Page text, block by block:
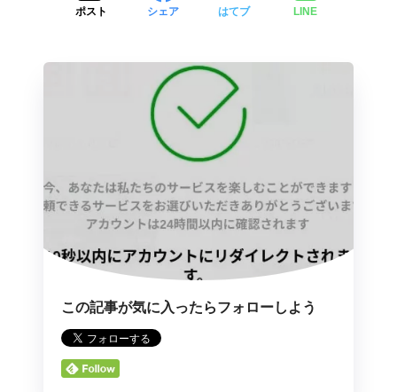
ポスト シェア はてブ LINE
この記事が気に入ったらフォローしよう